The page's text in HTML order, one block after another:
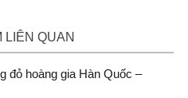
LIÊN QUAN
đỏ hoàng gia Hàn Quốc –